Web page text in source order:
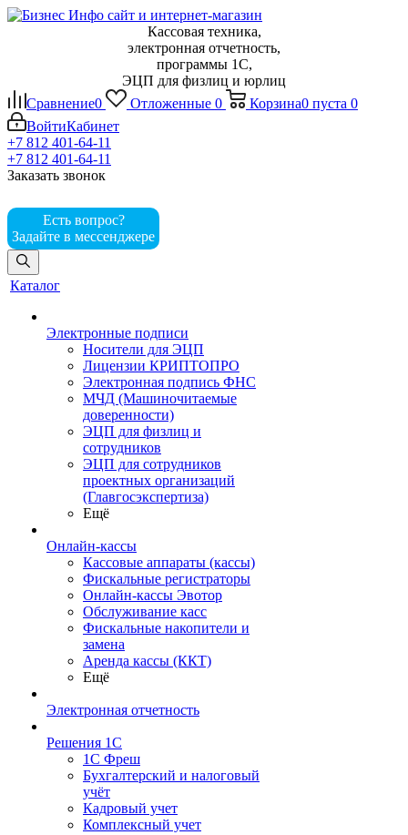
Кассовая техника,
электронная отчетность,
программы 1С,
ЭЦП для физлиц и юрлиц
Сравнение0 Отложенные 0 Корзина0 пуста 0
ВойтиКабинет
+7 812 401-64-11
+7 812 401-64-11
Заказать звонок
Есть вопрос?
Задайте в мессенджере
Каталог
Электронные подписи
Носители для ЭЦП
Лицензии КРИПТОПРО
Электронная подпись ФНС
МЧД (Машиночитаемые
доверенности)
ЭЦП для физлиц и
сотрудников
ЭЦП для сотрудников
проектных организаций
(Главгосэкспертиза)
Ещё
Онлайн-кассы
Кассовые аппараты (кассы)
Фискальные регистраторы
Онлайн-кассы Эвотор
Обслуживание касс
Фискальные накопители и
замена
Аренда кассы (ККТ)
Ещё
Электронная отчетность
Решения 1С
1С Фреш
Бухгалтерский и налоговый
учёт
Кадровый учет
Комплексный учет